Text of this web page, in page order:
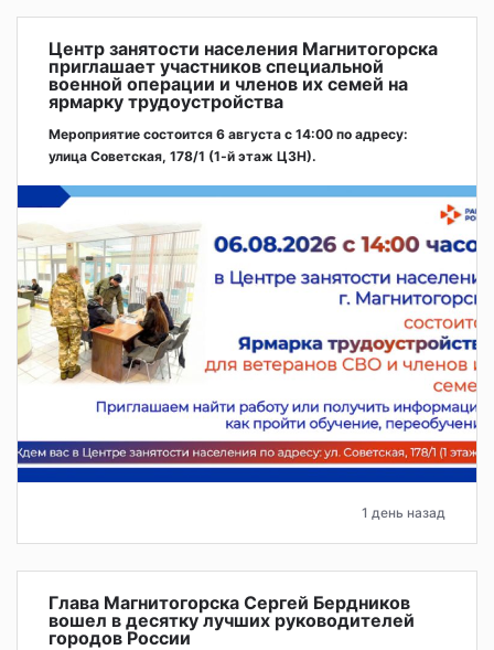
Центр занятости населения Магнитогорска
приглашает участников специальной
военной операции и членов их семей на
ярмарку трудоустройства
Мероприятие состоится 6 августа с 14:00 по адресу:
улица Советская, 178/1 (1‑й этаж ЦЗН).
1 день назад
Глава Магнитогорска Сергей Бердников
вошел в десятку лучших руководителей
городов России